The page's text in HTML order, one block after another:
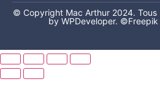
© Copyright Mac Arthur 2024. Tous
by WPDeveloper. ©Freepik